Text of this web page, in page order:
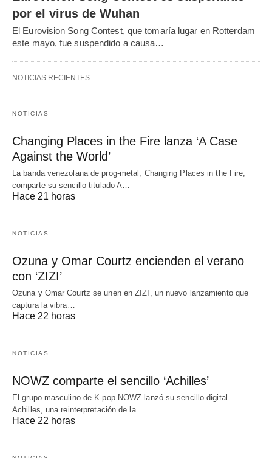
por el virus de Wuhan
El Eurovision Song Contest, que tomaría lugar en Rotterdam
este mayo, fue suspendido a causa…
NOTICIAS RECIENTES
NOTICIAS
Changing Places in the Fire lanza ‘A Case
Against the World’
La banda venezolana de prog-metal, Changing Places in the Fire,
comparte su sencillo titulado A…
Hace 21 horas
NOTICIAS
Ozuna y Omar Courtz encienden el verano
con ‘ZIZI’
Ozuna y Omar Courtz se unen en ZIZI, un nuevo lanzamiento que
captura la vibra…
Hace 22 horas
NOTICIAS
NOWZ comparte el sencillo ‘Achilles’
El grupo masculino de K-pop NOWZ lanzó su sencillo digital
Achilles, una reinterpretación de la…
Hace 22 horas